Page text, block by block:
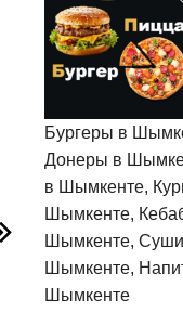
Бургеры в
Донеры в
в Шымкенте,
Шымкенте,
Шымкенте,
Шымкенте,
Шымкенте